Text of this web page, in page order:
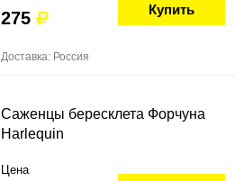
275 Купить
Доставка: Россия
Саженцы бересклета Форчуна
Harlequin
Цена